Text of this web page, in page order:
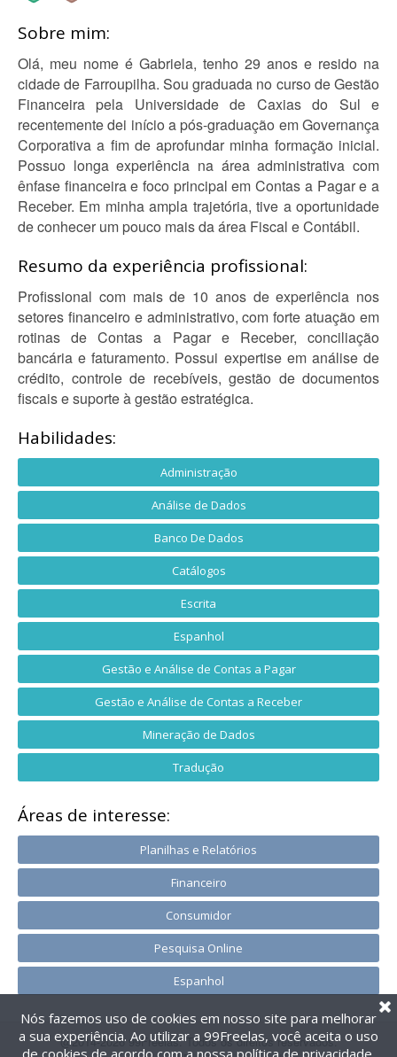
Sobre mim:
Olá, meu nome é Gabriela, tenho 29 anos e resido na
cidade de Farroupilha. Sou graduada no curso de Gestão
Financeira pela Universidade de Caxias do Sul e
recentemente dei início a pós-graduação em Governança
Corporativa a fim de aprofundar minha formação inicial.
Possuo longa experiência na área administrativa com
ênfase financeira e foco principal em Contas a Pagar e a
Receber. Em minha ampla trajetória, tive a oportunidade
de conhecer um pouco mais da área Fiscal e Contábil.
Resumo da experiência profissional:
Profissional com mais de 10 anos de experiência nos
setores financeiro e administrativo, com forte atuação em
rotinas de Contas a Pagar e Receber, conciliação
bancária e faturamento. Possui expertise em análise de
crédito, controle de recebíveis, gestão de documentos
fiscais e suporte à gestão estratégica.
Habilidades:
Administração
Análise de Dados
Banco De Dados
Catálogos
Escrita
Espanhol
Gestão e Análise de Contas a Pagar
Gestão e Análise de Contas a Receber
Mineração de Dados
Tradução
Áreas de interesse:
Planilhas e Relatórios
Financeiro
Consumidor
Pesquisa Online
Espanhol
@2014-2026 99Freelas. Todos os direitos reservados.
Nós fazemos uso de cookies em nosso site para melhorar
a sua experiência. Ao utilizar a 99Freelas, você aceita o uso
de cookies de acordo com a nossa política de privacidade